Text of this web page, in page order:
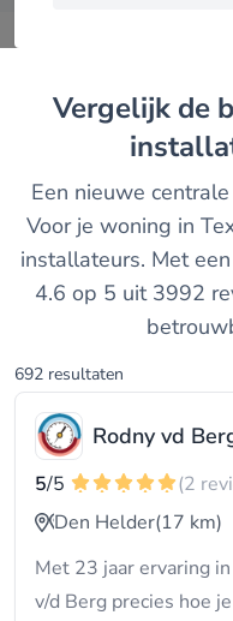
Vergelijk de best beoordeelde cv
Een nieuwe
Voor je woning in
installateurs. Met
4.6 op 5 uit 3992
692 resultaten
Rodny vd
5/5
(2
Den Helder(17 km)
Met 23 jaar ervaring
v/d Berg precies hoe